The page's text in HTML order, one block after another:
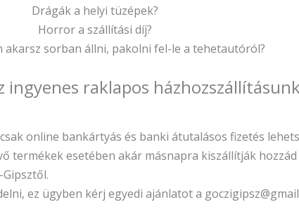
Drágák a helyi tüzépek?
Horror a szállítási díj?
akarsz sorban állni, pakolni fel-le a tehetautóról?
ingyenes raklapos
online bankártyás és banki átutalásos fizetés
termékek esetében akár másnapra kiszállítják hozzád
ez ügyben kérj egyedi ajánlatot a